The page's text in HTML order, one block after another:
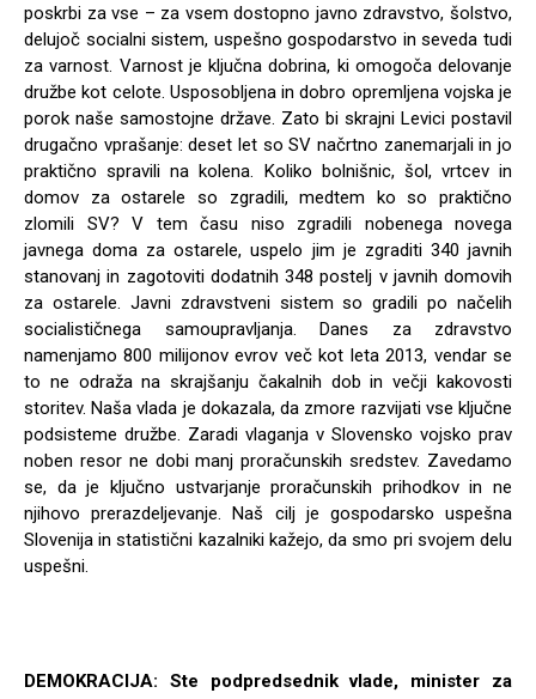
poskrbi za vse – za vsem dostopno javno zdravstvo, šolstvo,
delujoč socialni sistem, uspešno gospodarstvo in seveda tudi
za varnost. Varnost je ključna dobrina, ki omogoča delovanje
družbe kot celote. Usposobljena in dobro opremljena vojska je
porok naše samostojne države. Zato bi skrajni Levici postavil
drugačno vprašanje: deset let so SV načrtno zanemarjali in jo
praktično spravili na kolena. Koliko bolnišnic, šol, vrtcev in
domov za ostarele so zgradili, medtem ko so praktično
zlomili SV? V tem času niso zgradili nobenega novega
javnega doma za ostarele, uspelo jim je zgraditi 340 javnih
stanovanj in zagotoviti dodatnih 348 postelj v javnih domovih
za ostarele. Javni zdravstveni sistem so gradili po načelih
socialističnega samoupravljanja. Danes za zdravstvo
namenjamo 800 milijonov evrov več kot leta 2013, vendar se
to ne odraža na skrajšanju čakalnih dob in večji kakovosti
storitev. Naša vlada je dokazala, da zmore razvijati vse ključne
podsisteme družbe. Zaradi vlaganja v Slovensko vojsko prav
noben resor ne dobi manj proračunskih sredstev. Zavedamo
se, da je ključno ustvarjanje proračunskih prihodkov in ne
njihovo prerazdeljevanje. Naš cilj je gospodarsko uspešna
Slovenija in statistični kazalniki kažejo, da smo pri svojem delu
uspešni.
DEMOKRACIJA: Ste podpredsednik vlade, minister za